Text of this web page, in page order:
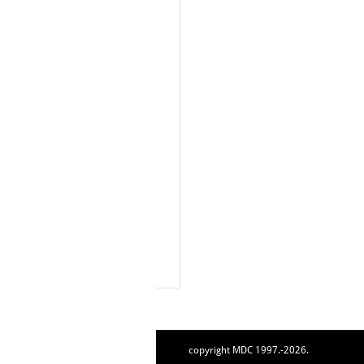
copyright MDC 1997.-2026.